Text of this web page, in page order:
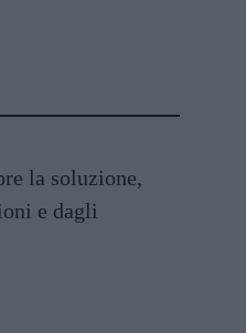
la soluzione,
e dagli